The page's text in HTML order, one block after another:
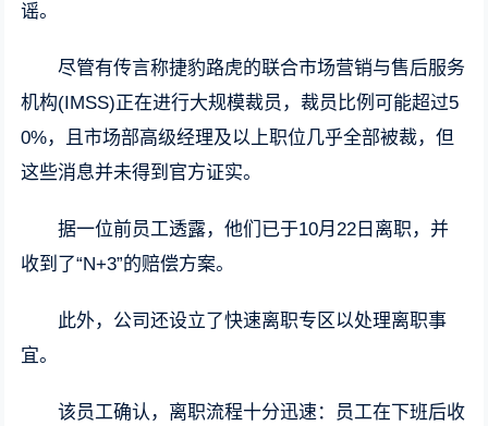
谣。
尽管有传言称捷豹路虎的联合市场营销与售后服务
机构(IMSS)正在进行大规模裁员，裁员比例可能超过5
0%，且市场部高级经理及以上职位几乎全部被裁，但
这些消息并未得到官方证实。
据一位前员工透露，他们已于10月22日离职，并
收到了“N+3”的赔偿方案。
此外，公司还设立了快速离职专区以处理离职事
宜。
该员工确认，离职流程十分迅速：员工在下班后收